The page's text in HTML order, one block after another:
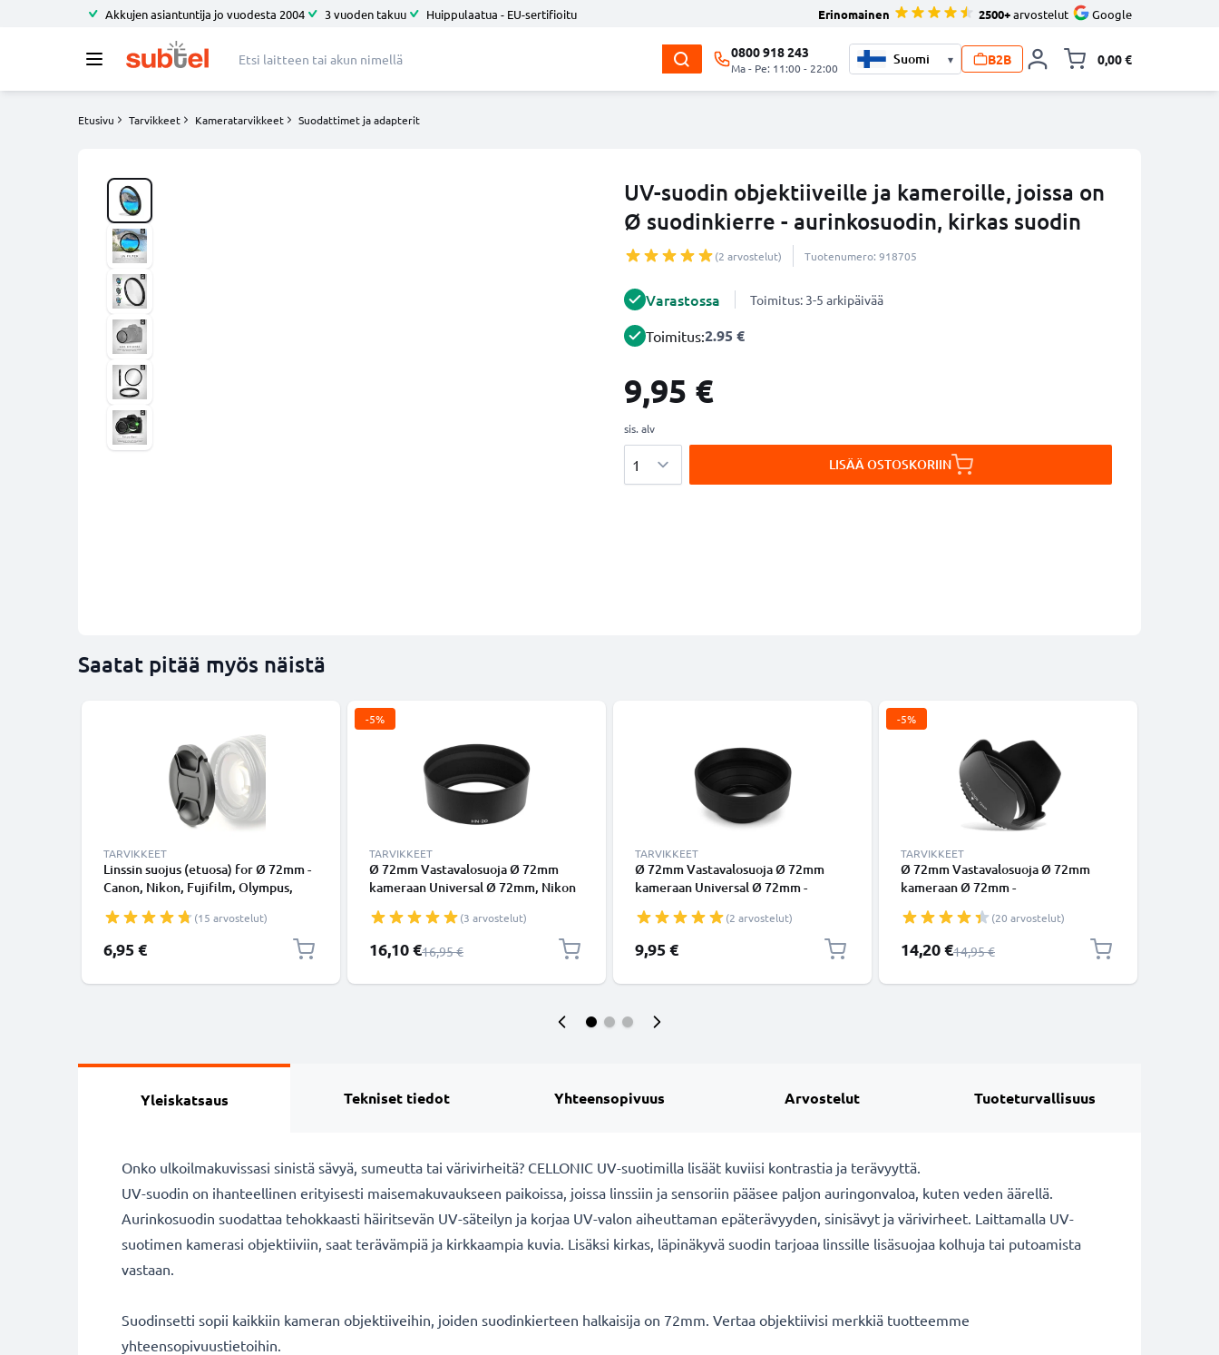
Akkujen asiantuntija jo vuodesta 2004 3 vuoden takuu Huippulaatua - EU-sertifioitu Erinomainen 2500+arvostelut Google
0800 918 243
Ma - Pe: 11:00 - 22:00
▾ B2B 0,00 €
Etusivu Tarvikkeet Kameratarvikkeet Suodattimet ja adapterit
UV-suodin objektiiveille ja kameroille, joissa on
Ø suodinkierre - aurinkosuodin, kirkas suodin
(2 arvostelut) Tuotenumero: 918705
Varastossa Toimitus: 3-5 arkipäivää
Toimitus:2.95 €
9,95 €
sis. alv
LISÄÄ OSTOSKORIIN
Saatat pitää myös näistä
TARVIKKEET
Linssin suojus (etuosa) for Ø 72mm -
Canon, Nikon, Fujifilm, Olympus,
Inside handle / Central Pinch Suojus
Kansi
(15 arvostelut)
6,95 €
-5%
TARVIKKEET
Ø 72mm Vastavalosuoja Ø 72mm
kameraan Universal Ø 72mm, Nikon
kiinnitettävä pyöreä vastavalosuoja
tuotemerkiltä CELLONIC
(3 arvostelut)
Erikoishinta
16,10 €Normaali hinta
16,95 €
TARVIKKEET
Ø 72mm Vastavalosuoja Ø 72mm
kameraan Universal Ø 72mm -
pehmeä / taitettava vastavalosuoja
tuotemerkiltä CELLONIC
(2 arvostelut)
9,95 €
-5%
TARVIKKEET
Ø 72mm Vastavalosuoja Ø 72mm
kameraan Ø 72mm -
kukkamalli / tulppaani / terälehti
vastavalosuoja tuotemerkiltä
CELLONIC
(20 arvostelut)
Erikoishinta
14,20 €Normaali hinta
14,95 €
Yleiskatsaus Tekniset tiedot Yhteensopivuus Arvostelut Tuoteturvallisuus
Onko ulkoilmakuvissasi sinistä sävyä, sumeutta tai värivirheitä? CELLONIC UV-suotimilla lisäät kuviisi kontrastia ja terävyyttä.
UV-suodin on ihanteellinen erityisesti maisemakuvaukseen paikoissa, joissa linssiin ja sensoriin pääsee paljon auringonvaloa, kuten veden äärellä.
Aurinkosuodin suodattaa tehokkaasti häiritsevän UV-säteilyn ja korjaa UV-valon aiheuttaman epäterävyyden, sinisävyt ja värivirheet. Laittamalla UV-
suotimen kamerasi objektiiviin, saat terävämpiä ja kirkkaampia kuvia. Lisäksi kirkas, läpinäkyvä suodin tarjoaa linssille lisäsuojaa kolhuja tai putoamista
vastaan.
Suodinsetti sopii kaikkiin kameran objektiiveihin, joiden suodinkierteen halkaisija on 72mm. Vertaa objektiivisi merkkiä tuotteemme
yhteensopivuustietoihin.